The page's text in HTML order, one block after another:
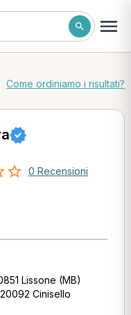
Come ordiniamo i risultati?
0 Recensioni
Lissone (MB)
Cinisello